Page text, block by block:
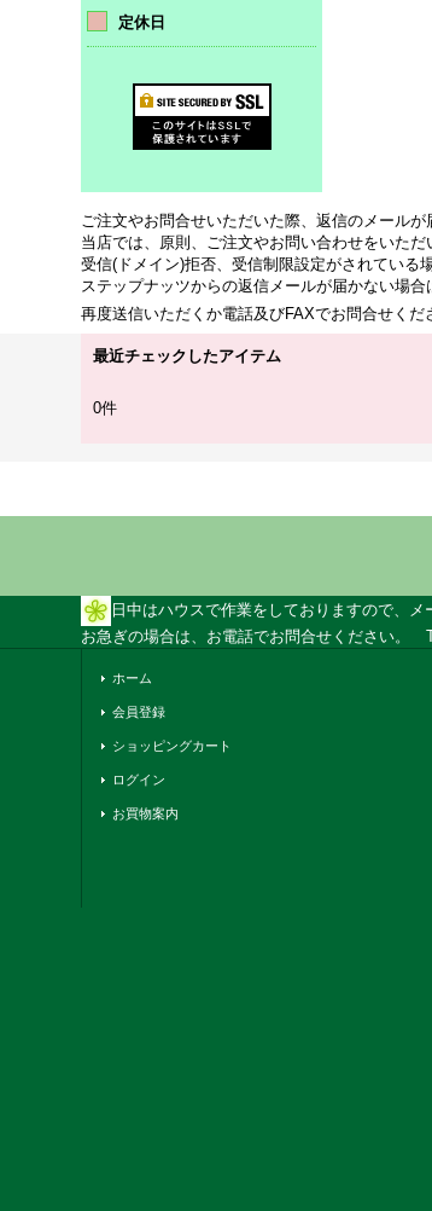
定休日
ご注文やお問合せいただいた際、返信のメールが
当店では、原則、ご注文やお問い合わせをいた
受信(ドメイン)拒否、受信制限設定がされている
ステップナッツからの返信メールが届かない場合
再度送信いただくか電話及びFAXでお問合せく
最近チェックしたアイテム
0件
日中はハウスで作業をしておりますので、
お急ぎの場合は、お電話でお問合せください。
ホーム
会員登録
ショッピングカート
ログイン
お買物案内